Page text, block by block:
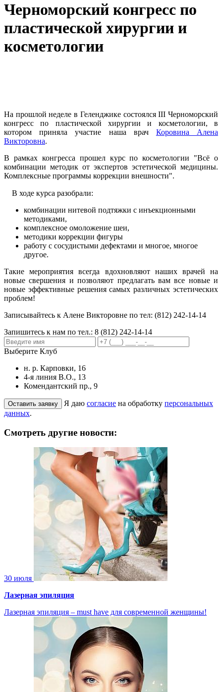
Черноморский конгресс по
пластической хирургии и
косметологии
На прошлой неделе в Геленджике состоялся III Черноморский
конгресс по пластической хирургии и косметологии, в
котором приняла участие наша врач Коровина Алена
Викторовна.
В рамках конгресса прошел курс по косметологии "Всё о
комбинации методик от экспертов эстетической медицины.
Комплексные программы коррекции внешности".
⠀ В ходе курса разобрали:
комбинации нитевой подтяжки с инъекционными
методиками,
комплексное омоложение шеи,
методики коррекции фигуры
работу с сосудистыми дефектами и многое, многое
другое.
Такие мероприятия всегда вдохновляют наших врачей на
новые свершения и позволяют предлагать вам все новые и
новые эффективные решения самых различных эстетических
проблем!
Записывайтесь к Алене Викторовне по тел: (812) 242-14-14
Запишитесь к нам по тел.: 8 (812) 242-14-14
Выберите Клуб
н. р. Карповки, 16
4-я линия В.О., 13
Комендантский пр., 9
Я даю согласие на обработку персональных
данных.
Смотреть другие новости:
30 июля
Лазерная эпиляция
Лазерная эпиляция – must have для современной женщины!